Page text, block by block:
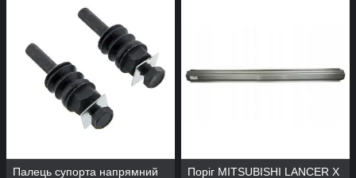
Палець супорта напрямний
Поріг MITSUBISHI LANCER Х